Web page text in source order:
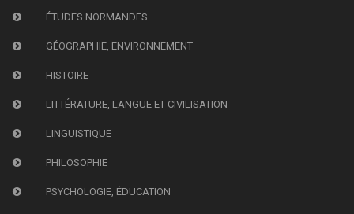
ÉTUDES NORMANDES
GÉOGRAPHIE, ENVIRONNEMENT
HISTOIRE
LITTÉRATURE, LANGUE ET CIVILISATION
LINGUISTIQUE
PHILOSOPHIE
PSYCHOLOGIE, ÉDUCATION